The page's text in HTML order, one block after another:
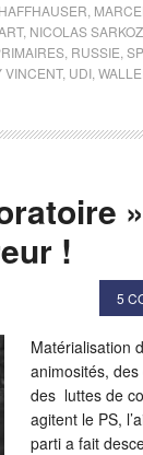
, NICOLAS
, RUSSIE
VINCENT, UDI,
!
5
Matérialisation
animosités,
des luttes de
agitent le PS,
parti a fait